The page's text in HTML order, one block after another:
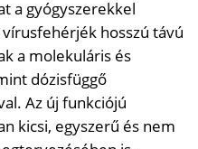
a gyógyszerekkel
hosszú távú
a molekuláris és
dózisfüggő
Az új funkciójú
kicsi, egyszerű és nem